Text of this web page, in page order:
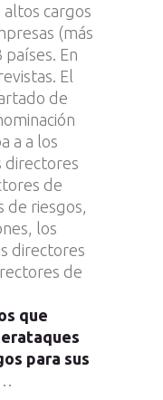
altos cargos
(más
En
El
de
a a los
directores
de
de riesgos,
los
directores
de
que
para sus